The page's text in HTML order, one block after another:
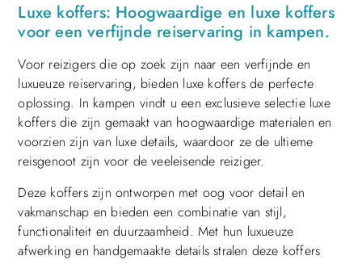
Luxe koffers: Hoogwaardige en luxe koffers
voor een verfijnde reiservaring in kampen.
Voor reizigers die op zoek zijn naar een verfijnde en
luxueuze reiservaring, bieden luxe koffers de perfecte
oplossing. In kampen vindt u een exclusieve selectie luxe
koffers die zijn gemaakt van hoogwaardige materialen en
voorzien zijn van luxe details, waardoor ze de ultieme
reisgenoot zijn voor de veeleisende reiziger.
Deze koffers zijn ontworpen met oog voor detail en
vakmanschap en bieden een combinatie van stijl,
functionaliteit en duurzaamheid. Met hun luxueuze
afwerking en handgemaakte details stralen deze koffers